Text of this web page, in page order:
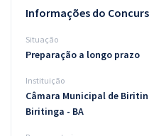
Questões grátis
Blog
Informações do
Situação
Preparação a longo prazo
Instituição
Câmara Municipal de
Biritinga - BA